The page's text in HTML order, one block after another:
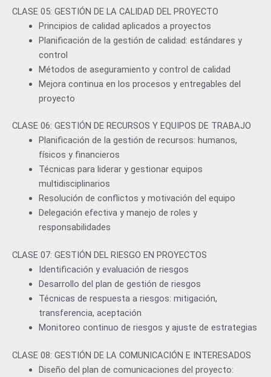
CLASE 05: GESTIÓN DE LA CALIDAD DEL PROYECTO
Principios de calidad aplicados a proyectos
Planificación de la gestión de calidad: estándares y
control
Métodos de aseguramiento y control de calidad
Mejora continua en los procesos y entregables del
proyecto
CLASE 06: GESTIÓN DE RECURSOS Y EQUIPOS DE TRABAJO
Planificación de la gestión de recursos: humanos,
físicos y financieros
Técnicas para liderar y gestionar equipos
multidisciplinarios
Resolución de conflictos y motivación del equipo
Delegación efectiva y manejo de roles y
responsabilidades
CLASE 07: GESTIÓN DEL RIESGO EN PROYECTOS
Identificación y evaluación de riesgos
Desarrollo del plan de gestión de riesgos
Técnicas de respuesta a riesgos: mitigación,
transferencia, aceptación
Monitoreo continuo de riesgos y ajuste de estrategias
CLASE 08: GESTIÓN DE LA COMUNICACIÓN E INTERESADOS
Diseño del plan de comunicaciones del proyecto: